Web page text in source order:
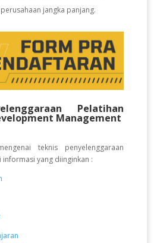
jangka panjang.
Pelatihan
Management
teknis penyelenggaraan
informasi yang diinginkan :